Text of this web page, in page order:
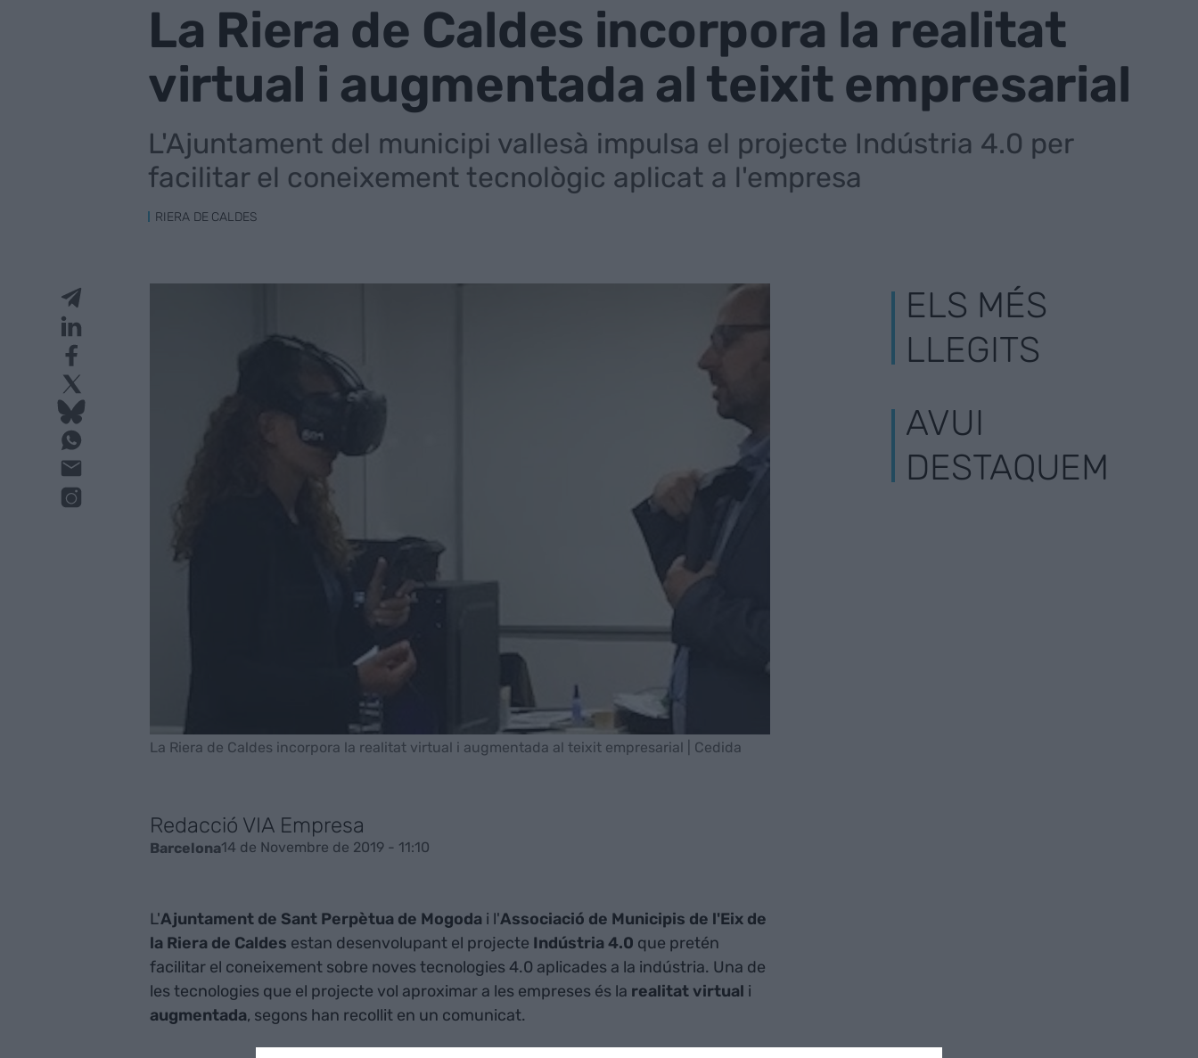
La Riera de Caldes incorpora la realitat
virtual i augmentada al teixit empresarial
L'Ajuntament del municipi vallesà impulsa el projecte Indústria 4.0 per
facilitar el coneixement tecnològic aplicat a l'empresa
RIERA DE CALDES
La Riera de Caldes incorpora la realitat virtual i augmentada al teixit empresarial | Cedida
Redacció VIA Empresa
Barcelona14 de Novembre de 2019 - 11:10
L'Ajuntament de Sant Perpètua de Mogodai l'Associació de Municipis de l'Eix de
la Riera de Caldes estan desenvolupant el projecte Indústria 4.0 que pretén
facilitar el coneixement sobre noves tecnologies 4.0 aplicades a la indústria. Una de
les tecnologies que el projecte vol aproximar a les empreses és la realitat virtual i
augmentada, segons han recollit en un comunicat.
ELS MÉS
LLEGITS
AVUI
DESTAQUEM